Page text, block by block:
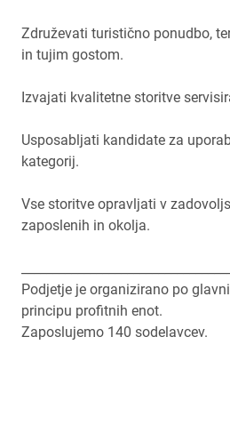
Združevati turistično ponudbo,
in tujim gostom.
Izvajati kvalitetne storitve
Usposabljati kandidate za
kategorij.
Vse storitve opravljati v
zaposlenih in okolja.
Podjetje je organizirano po
principu profitnih enot.
Zaposlujemo 140 sodelavcev.